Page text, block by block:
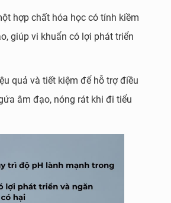
hợp chất hóa học có tính kiềm
giúp vi khuẩn có lợi phát triển
quả và tiết kiệm để hỗ trợ điều
âm đạo, nóng rát khi đi tiểu